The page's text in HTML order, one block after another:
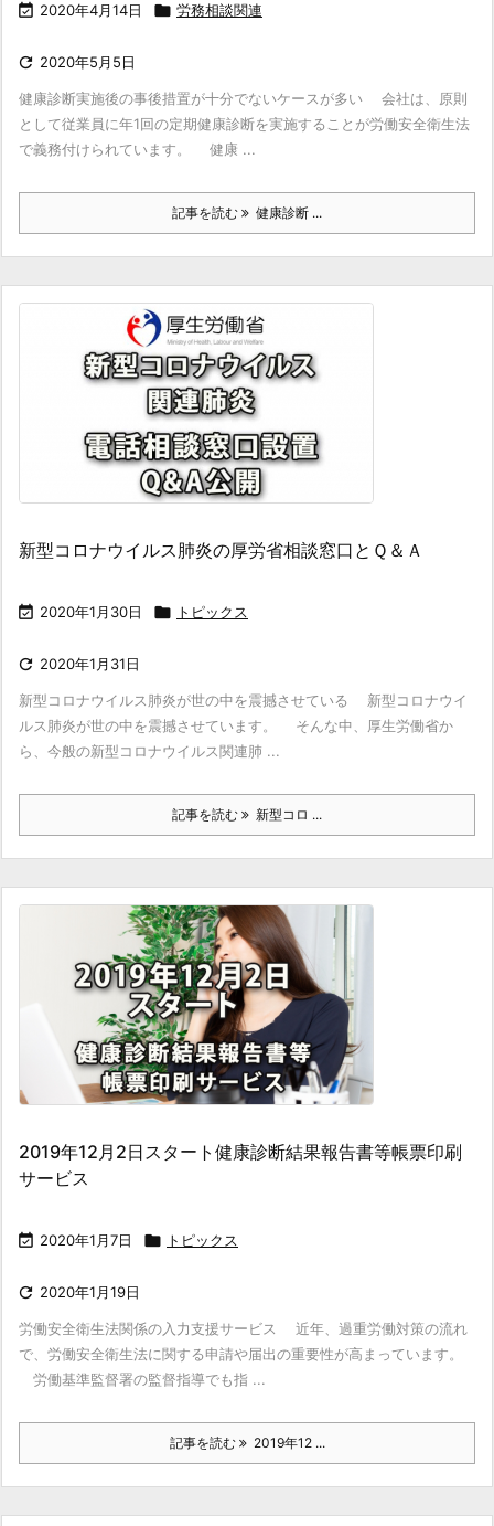
 2020年4月14日  労務相談関連
 2020年5月5日
健康診断実施後の事後措置が十分でないケースが多い 会社は、原則
として従業員に年1回の定期健康診断を実施することが労働安全衛生法
で義務付けられています。 健康 ...
記事を読む 健康診断 ...
新型コロナウイルス肺炎の厚労省相談窓口とＱ＆Ａ
 2020年1月30日  トピックス
 2020年1月31日
新型コロナウイルス肺炎が世の中を震撼させている 新型コロナウイ
ルス肺炎が世の中を震撼させています。 そんな中、厚生労働省か
ら、今般の新型コロナウイルス関連肺 ...
記事を読む 新型コロ ...
2019年12月2日スタート健康診断結果報告書等帳票印刷
サービス
 2020年1月7日  トピックス
 2020年1月19日
労働安全衛生法関係の入力支援サービス 近年、過重労働対策の流れ
で、労働安全衛生法に関する申請や届出の重要性が高まっています。
労働基準監督署の監督指導でも指 ...
記事を読む 2019年12 ...